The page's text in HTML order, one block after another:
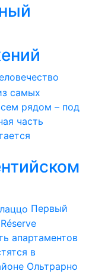
самых
рядом – под
часть
Первый
апартаментов
в
Ольтрарно